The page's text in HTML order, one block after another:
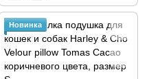
Новинка